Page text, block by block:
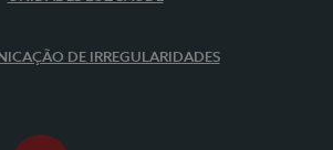
DE IRREGULARIDADES